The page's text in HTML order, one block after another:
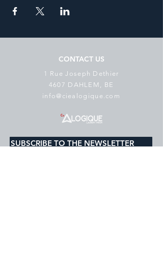
CONTACT US
1 Rue Joseph Dethier
4607 DAHLEM, BE
info@ciealogique.com
SUBSCRIBE TO THE NEWSLETTER